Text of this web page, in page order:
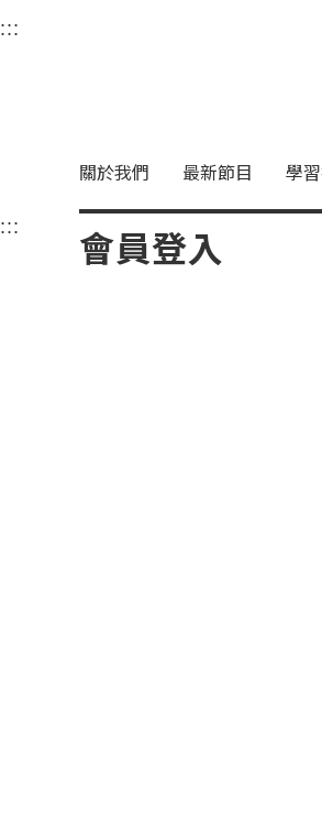
衛武營國家藝術
中央內容區塊，為本頁主要內容區。
:::
關於我們 最新節目 學
::: 中央內容區塊，為本頁主要內容
會員登入